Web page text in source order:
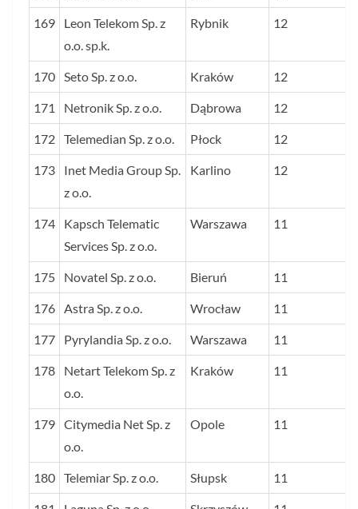
169
Leon Telekom Sp. z
o.o. sp.k.
Rybnik 12
170 Seto Sp. z o.o. Kraków 12
171 Netronik Sp. z o.o. Dąbrowa 12
172 Telemedian Sp. z o.o. Płock 12
173
Inet Media Group Sp.
z o.o.
Karlino 12
174
Kapsch Telematic
Services Sp. z o.o.
Warszawa 11
175 Novatel Sp. z o.o. Bieruń 11
176 Astra Sp. z o.o. Wrocław 11
177 Pyrylandia Sp. z o.o. Warszawa 11
178
Netart Telekom Sp. z
o.o.
Kraków 11
179 Citymedia Net Sp. z
o.o.
Opole 11
180 Telemiar Sp. z o.o. Słupsk 11